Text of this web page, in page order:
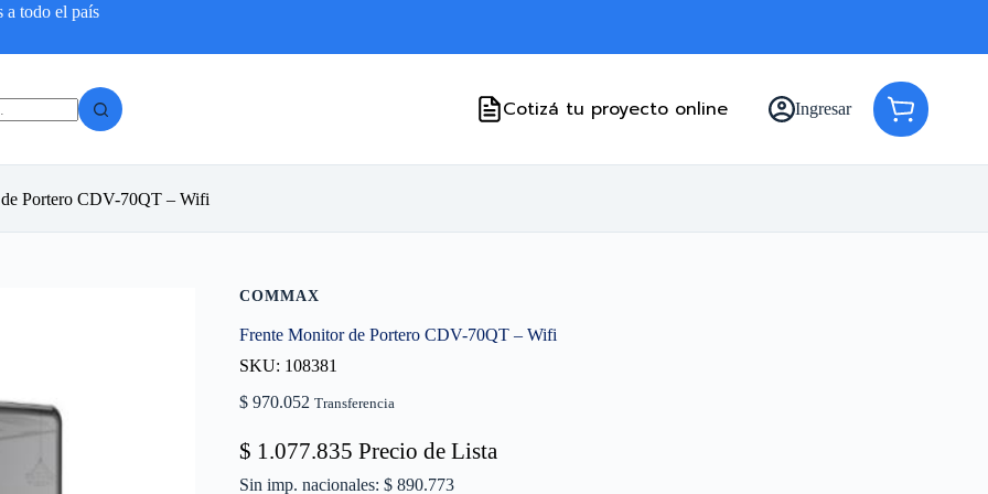
a todo el país
Cotizá tu proyecto online Ingresar
Carro
de
Portero CDV-70QT – Wifi
COMMAX
Frente Monitor de Portero CDV-70QT – Wifi
SKU: 108381
$ 970.052 Transferencia
$ 1.077.835 Precio de Lista
Sin imp. nacionales: $ 890.773